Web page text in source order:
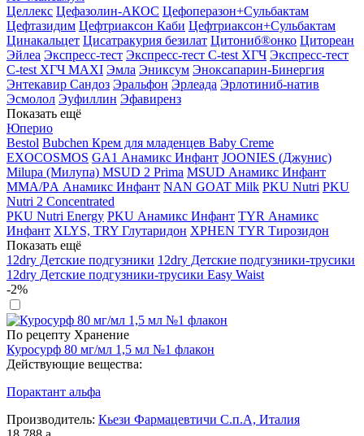
Целлекс Цефазолин-АКОС Цефоперазон+Сульбактам
Цефтазидим Цефтриаксон Каби Цефтриаксон+Сульбактам
Цинакальцет Цисатракурия безилат Цитониб®онко Цитореан
Эйлеа Экспресс-тест Экспресс-тест C-test ХГЧ Экспресс-тест
C-test ХГЧ MAXI Эмла Эниксум Эноксапарин-Бинергия
Энтекавир Сандоз Эральфон Эрлеада Эрлотиниб-натив
Эсмолол Эуфиллин Эфавиренз
Показать ещё
Юперио
Bestol Bubchen Крем для младенцев Baby Creme
EXOCOSMOS GA1 Анамикс Инфант JOONIES (Джунис)
Milupa (Милупа) MSUD 2 Prima MSUD Анамикс Инфант
MМА/PА Анамикс Инфант NAN GOAT Milk PKU Nutri PKU
Nutri 2 Concentrated
PKU Nutri Energy PKU Анамикс Инфант TYR Анамикс
Инфант XLYS, TRY Глутаридон XPHEN TYR Тирозидон
Показать ещё
12dry Детские подгузники 12dry Детские подгузники-трусики
12dry Детские подгузники-трусики Easy Waist
-2%
По рецепту Хранение
Куросурф 80 мг/мл 1,5 мл №1 флакон
Действующие вещества:
Порактант альфа
Производитель: Кьези Фармацевтичи С.п.А, Италия